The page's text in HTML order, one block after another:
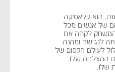
הוא קלאסיקה
של אנשים מכל
המשחק לקחה את
לנגישה ומהנה
לעולם הקסום של
ההצלחה שלו
שלו.